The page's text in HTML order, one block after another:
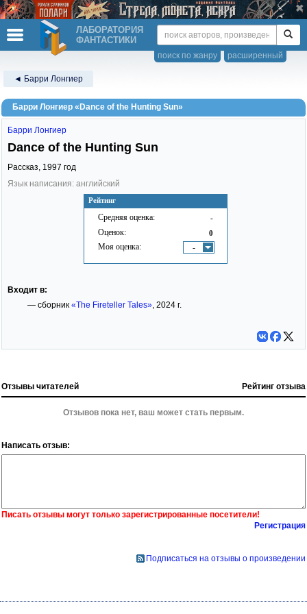
ЛАБОРАТОРИЯ
ФАНТАСТИКИ
расширенный
поиск по жанру
◄ Барри Лонгиер
Барри Лонгиер «Dance of the Hunting Sun»
Рейтинг
Средняя оценка: -
Оценок: 0
Моя оценка: -
Барри Лонгиер
Dance of the Hunting Sun
Рассказ, 1997 год
Язык написания: английский
Входит в:
— сборник «The Fireteller Tales», 2024 г.
Отзывы читателей Рейтинг отзыва
Отзывов пока нет, ваш может стать первым.
Написать отзыв:
Писать отзывы могут только зарегистрированные посетители!
Регистрация
Подписаться на отзывы о произведении